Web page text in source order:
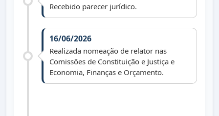
Recebido parecer jurídico.
16/06/2026
Realizada nomeação de relator nas
Comissões de Constituição e Justiça e
Economia, Finanças e Orçamento.